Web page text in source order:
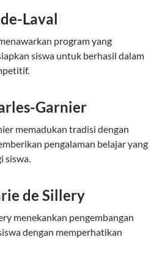
Laval
program yang
siswa untuk berhasil dalam
Garnier
memadukan tradisi dengan
pengalaman belajar yang
siswa.
de Sillery
menekankan pengembangan
dengan memperhatikan